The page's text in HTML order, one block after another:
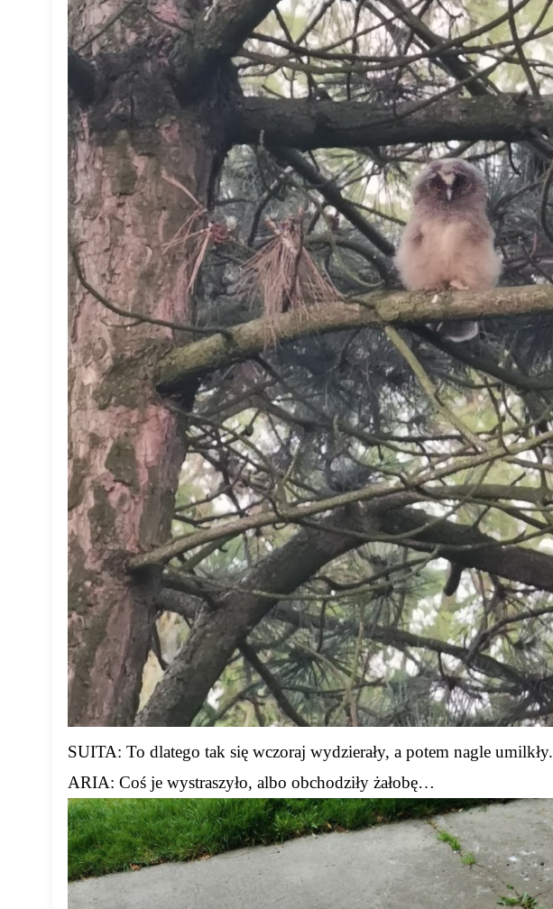
SUITA: To dlatego tak się wczoraj wydzierały, a potem nagle umilkły.
ARIA: Coś je wystraszyło, albo obchodziły żałobę…